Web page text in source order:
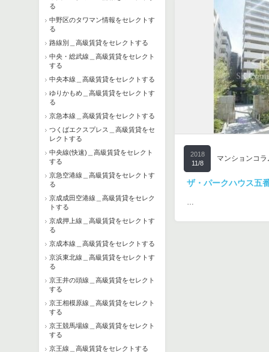
る
中野区のタワマン情報をセレクトす
る
路線別＿高級賃貸をセレクトする
中央・総武線＿高級賃貸をセレクト
する
中央本線＿高級賃貸をセレクトする
ゆりかもめ＿高級賃貸をセレクトす
る
京急本線＿高級賃貸をセレクトする
つくばエクスプレス＿高級賃貸をセ
レクトする
中央線(快速)＿高級賃貸をセレクト
する
京急空港線＿高級賃貸をセレクトす
る
京成成田空港線＿高級賃貸をセレク
トする
京成押上線＿高級賃貸をセレクトす
る
京成本線＿高級賃貸をセレクトする
京浜東北線＿高級賃貸をセレクトす
る
京王井の頭線＿高級賃貸をセレクト
する
京王相模原線＿高級賃貸をセレクト
する
京王競馬場線＿高級賃貸をセレクト
する
京王線＿高級賃貸をセレクトする
2018
11/8
マンションコラ
ザ・パークハウス五
…